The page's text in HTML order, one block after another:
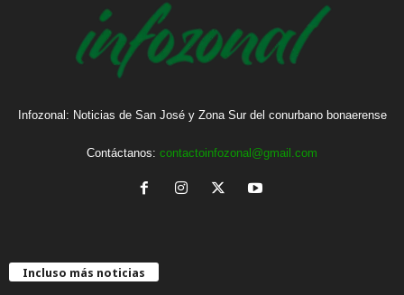
Infozonal: Noticias de San José y Zona Sur del conurbano bonaerense
Contáctanos: contactoinfozonal@gmail.com
Incluso más noticias